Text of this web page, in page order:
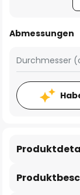
Abmessungen
Durchmesser